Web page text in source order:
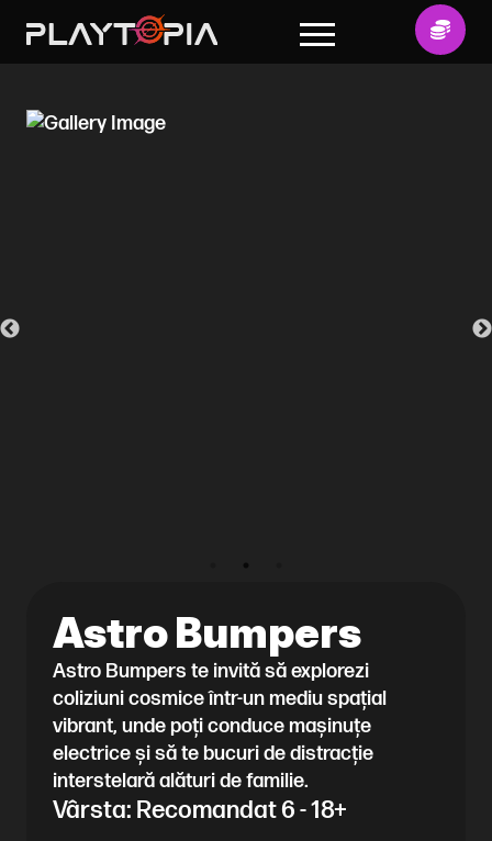
Astro Bumpers
Astro Bumpers te invită să explorezi
coliziuni cosmice într-un mediu spațial
vibrant, unde poți conduce mașinuțe
electrice și să te bucuri de distracție
interstelară alături de familie.
Vârsta: Recomandat 6 - 18+